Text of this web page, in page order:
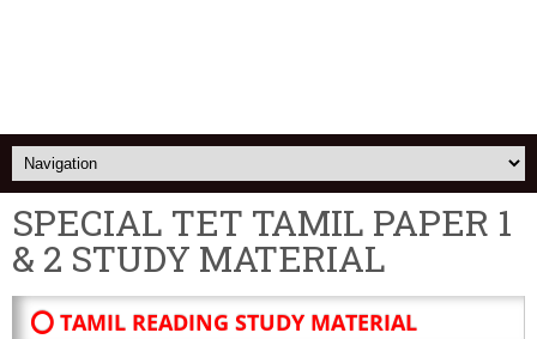
SPECIAL TET TAMIL PAPER 1
& 2 STUDY MATERIAL
⭕ TAMIL READING STUDY MATERIAL